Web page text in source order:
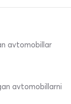
avtomobillar
avtomobillarni